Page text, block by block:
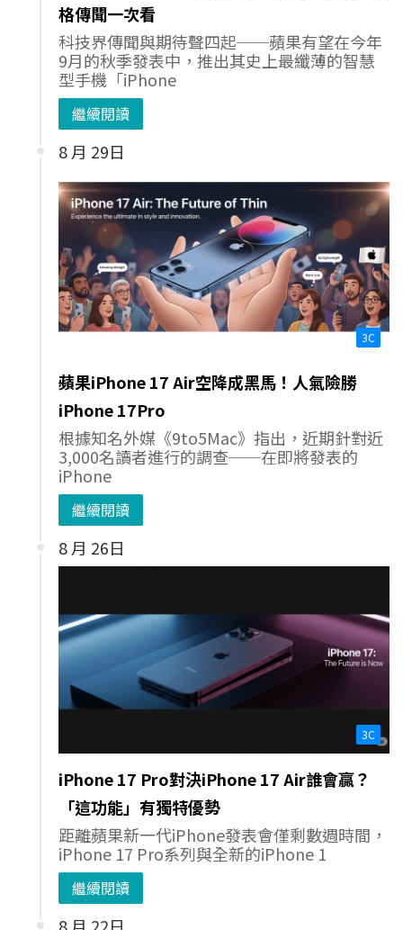
格傳聞一次看
科技界傳聞與期待聲四起──蘋果有望在今年
9月的秋季發表中，推出其史上最纖薄的智慧
型手機「iPhone
繼續閱讀
8 月 29日
3C
蘋果iPhone 17 Air空降成黑馬！人氣險勝
iPhone 17Pro
根據知名外媒《9to5Mac》指出，近期針對近
3,000名讀者進行的調查──在即將發表的
iPhone
繼續閱讀
8 月 26日
3C
iPhone 17 Pro對決iPhone 17 Air誰會贏？
「這功能」有獨特優勢
距離蘋果新一代iPhone發表會僅剩數週時間，
iPhone 17 Pro系列與全新的iPhone 1
繼續閱讀